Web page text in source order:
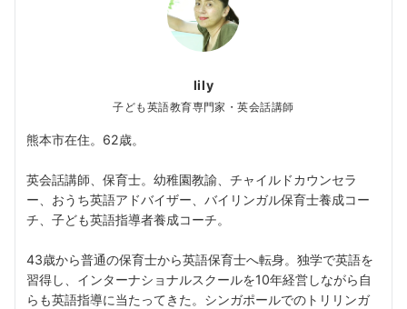
lily
子ども英語教育専門家・英会話講師
熊本市在住。62歳。
英会話講師、保育士。幼稚園教諭、チャイルドカウンセラ
ー、おうち英語アドバイザー、バイリンガル保育士養成コー
チ、子ども英語指導者養成コーチ。
43歳から普通の保育士から英語保育士へ転身。独学で英語を
習得し、インターナショナルスクールを10年経営しながら自
らも英語指導に当たってきた。シンガポールでのトリリンガ